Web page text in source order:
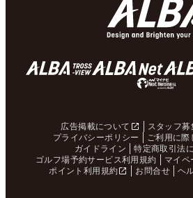
広告掲載について スタッフ募
プライバシーポリシー
ご利用に際
ガイドライン
特定商取引法
ゴルフ場予約サービス利用規約
マイペ
ポイント利用規約
お問合せ ヘ